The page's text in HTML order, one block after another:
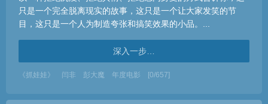
只是一个完全脱离现实的故事，这只是一个让大家发笑的节
目，这只是一个人为制造夸张和搞笑效果的小品。...
深入一步…
《抓娃娃》 闫非 彭大魔 年度电影 [0/657]